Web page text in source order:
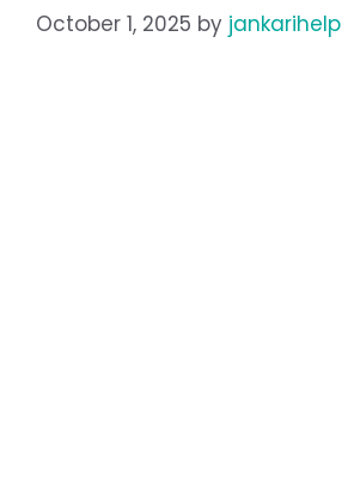
October 1, 2025 by jankarihelp